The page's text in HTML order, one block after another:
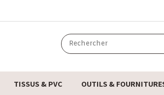
TISSUS & PVC OUTILS &